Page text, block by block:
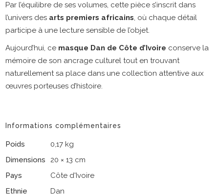
Par l’équilibre de ses volumes, cette pièce s’inscrit dans
l’univers des arts premiers africains, où chaque détail
participe à une lecture sensible de l’objet.
Aujourd’hui, ce masque Dan de Côte d’Ivoire conserve la
mémoire de son ancrage culturel tout en trouvant
naturellement sa place dans une collection attentive aux
œuvres porteuses d’histoire.
Informations complémentaires
Poids
0,17 kg
Dimensions
20 × 13 cm
Pays
Côte d'Ivoire
Ethnie
Dan